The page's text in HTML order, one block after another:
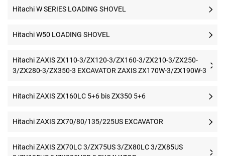
Hitachi W SERIES LOADING SHOVEL
Hitachi W50 LOADING SHOVEL
Hitachi ZAXIS ZX110-3/ZX120-3/ZX160-3/ZX210-3/ZX250-
3/ZX280-3/ZX350-3 EXCAVATOR ZAXIS ZX170W-3/ZX190W-3
Hitachi ZAXIS ZX160LC 5+6 bis ZX350 5+6
Hitachi ZAXIS ZX70/80/135/225US EXCAVATOR
Hitachi ZAXIS ZX70LC 3/ZX75US 3/ZX80LC 3/ZX85US